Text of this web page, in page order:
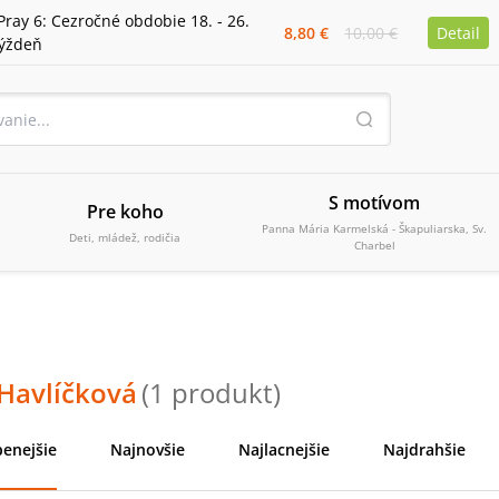
6: Cezročné obdobie 18. - 26.
8,80 € 10,00 € Detail
Pre koho
Deti, mládež, rodičia
S motívom
Panna Mária Karmelská - Škapuliarska, Sv.
Charbel
(1 produkt)
Najnovšie Najlacnejšie Najdrahšie